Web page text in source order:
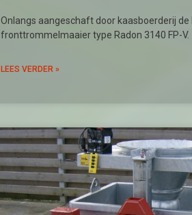
Onlangs aangeschaft door kaasboerderij de
fronttrommelmaaier type Radon 3140 FP-V.
LEES VERDER »